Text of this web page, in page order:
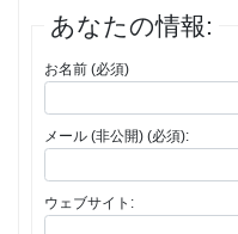
あなたの情報:
お名前 (必須)
メール (非公開) (必須):
ウェブサイト: